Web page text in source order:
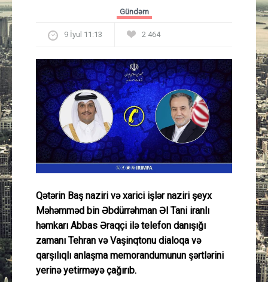
Mədəniyyət
Müsahibə
İdman
Layihə
Gündəm
Cəmiyyət
Peşə etikası
Gündəm
9 İyul 11:13 2 464
Qətərin Baş naziri və xarici işlər naziri şeyx
Məhəmməd bin Əbdürrəhman Əl Tani iranlı
həmkarı Abbas Əraqçi ilə telefon danışığı
zamanı Tehran və Vaşinqtonu dialoqa və
qarşılıqlı anlaşma memorandumunun şərtlərini
yerinə yetirməyə çağırıb.